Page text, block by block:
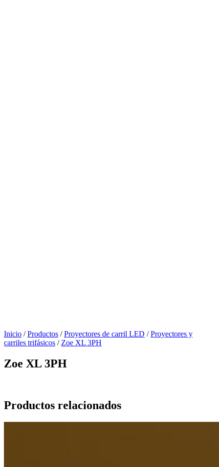
Inicio / Productos / Proyectores de carril LED / Proyectores y
carriles trifásicos / Zoe XL 3PH
Zoe XL 3PH
Productos relacionados